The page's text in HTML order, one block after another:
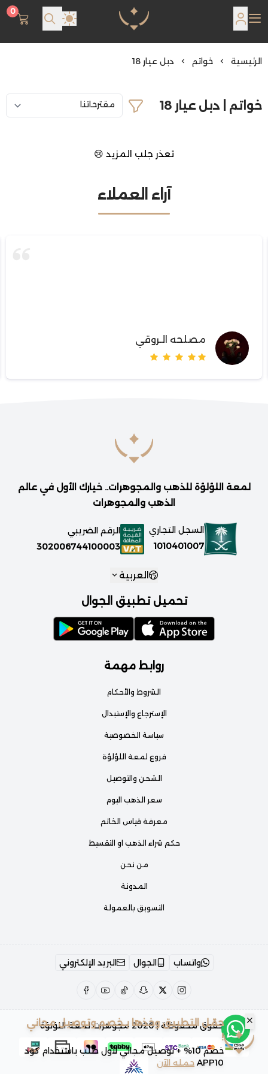
مجوهرات لمعة اللؤلؤة
0
الرئيسية خواتم دبل عيار 18
خواتم | دبل عيار 18
تعذر جلب المزيد 😢
آراء العملاء
مصلحه الـروقي
روابط مهمة
الشروط والأحكام
الإسترجاع والإستبدال
سياسة الخصوصية
فروع لمعة اللؤلؤة
الشحن والتوصيل
سعر الذهب اليوم
معرفة قياس الخاتم
حكم شراء الذهب او التقسيط
من نحن
المدونة
التسويق بالعمولة
لمعة اللؤلؤة للذهب والمجوهرات.. خيارك الأول في عالم
الذهب والمجوهرات
السجل التجاري
1010401007
الرقم الضريبي
302006744100003
العربية
تحميل تطبيق الجوال
واتساب الجوال البريد الإلكتروني
الحقوق محفوظة | 2026 مجوهرات لمعة اللؤلؤة
حمّل التطبيق وخذها بـخصم وتوصيل مجاني
!
خصم 10% + توصيل مجاني لأول طلب باستخدام كود
APP10 حمله الآن